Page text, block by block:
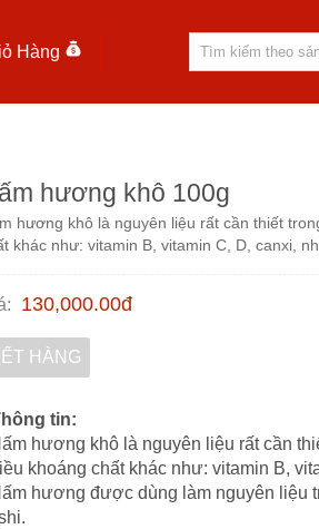
Hàng
hương khô 100g
hương khô là nguyên liệu rất cần thiết
khác như: vitamin B, vitamin C, D, canxi,
: 130,000.00đ
HÀNG
tin:
hương khô là nguyên liệu rất cần
khoáng chất khác như: vitamin B,
hương được dùng làm nguyên liệu